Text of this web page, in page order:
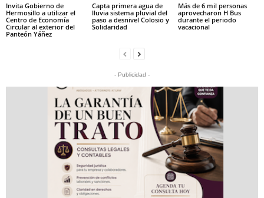
Invita Gobierno de
Hermosillo a utilizar el
Centro de Economía
Circular al exterior del
Panteón Yáñez
Capta primera agua de
lluvia sistema pluvial del
paso a desnivel Colosio y
Solidaridad
Más de 6 mil personas
aprovecharon H Bus
durante el periodo
vacacional
- Publicidad -